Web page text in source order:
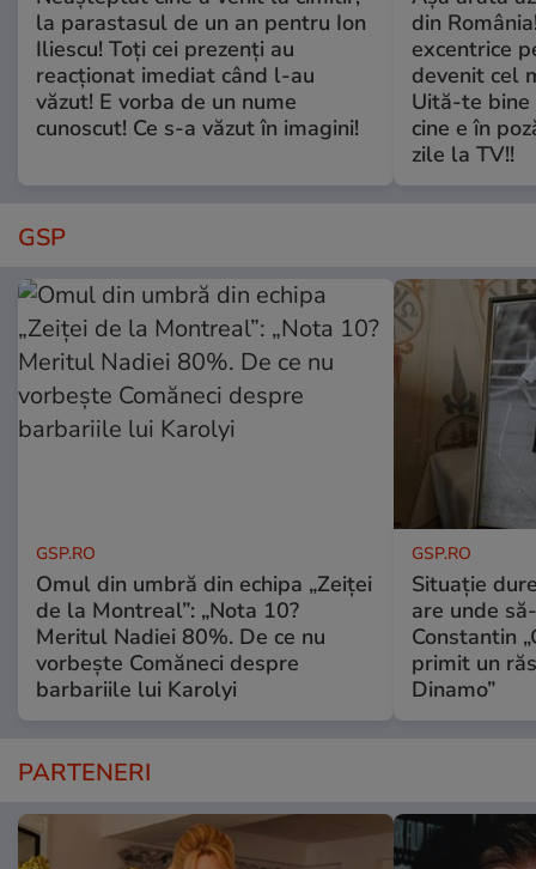
la parastasul de un an pentru Ion
Iliescu! Toți cei prezenți au
reacționat imediat când l-au
văzut! E vorba de un nume
cunoscut! Ce s-a văzut în imagini!
din
excentrice
devenit cel
Uită-te bine
cine e în
zile la TV!!
GSP
GSP.RO
Omul din umbră din echipa „Zeiței
de la Montreal”: „Nota 10?
Meritul Nadiei 80%. De ce nu
vorbește Comăneci despre
barbariile lui Karolyi
GSP.RO
Situație
are unde
Constantin
primit un
Dinamo”
PARTENERI